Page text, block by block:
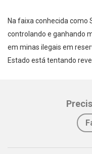
Na faixa conhecida como
controlando e ganhando
em minas ilegais em
Estado está tentando